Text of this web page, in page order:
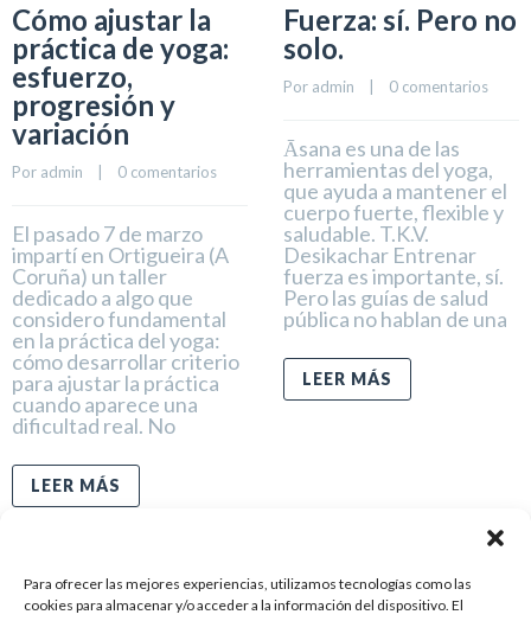
Para ofrecer las mejores experiencias, utilizamos tecnologías como las
cookies para almacenar y/o acceder a la información del dispositivo. El
Cómo ajustar la
práctica de yoga:
esfuerzo,
progresión y
variación
Por admin 0 comentarios
El pasado 7 de marzo
impartí en Ortigueira (A
Coruña) un taller
dedicado a algo que
considero fundamental
en la práctica del yoga:
cómo desarrollar criterio
para ajustar la práctica
cuando aparece una
dificultad real. No
LEER MÁS
Fuerza: sí. Pero no
solo.
Por admin 0 comentarios
Āsana es una de las
herramientas del yoga,
que ayuda a mantener el
cuerpo fuerte, flexible y
saludable. T.K.V.
Desikachar Entrenar
fuerza es importante, sí.
Pero las guías de salud
pública no hablan de una
LEER MÁS